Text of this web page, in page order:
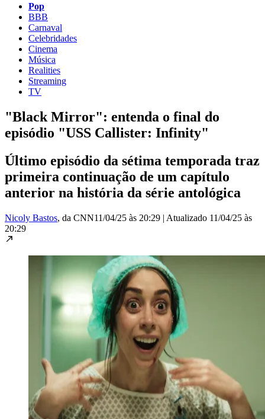
Pop
BBB
Carnaval
Celebridades
Cinema
Música
Realities
Streaming
TV
"Black Mirror": entenda o final do
episódio "USS Callister: Infinity"
Último episódio da sétima temporada traz
primeira continuação de um capítulo
anterior na história da série antológica
Nicoly Bastos, da CNN11/04/25 às 20:29 | Atualizado 11/04/25 às
20:29